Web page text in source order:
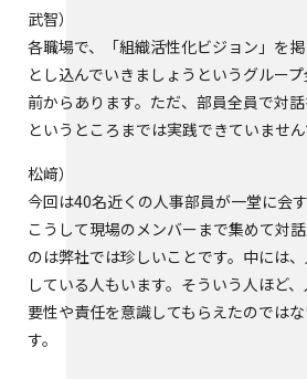
武智
各職場で、「組織活性化ビジョン」を
とし込んでいきましょうというグルー
前からあります。ただ、部員全員で対
というところまでは実践できていません
松﨑
今回は40名近くの人事部員が一堂に会
こうして現場のメンバーまで集めて対
のは弊社では珍しいことです。中には
している人もいます。そういう人ほど
要性や責任を意識してもらえたのでは
す。